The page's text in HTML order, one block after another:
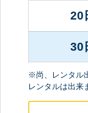
20
30
※尚、レンタル
レンタルは出来